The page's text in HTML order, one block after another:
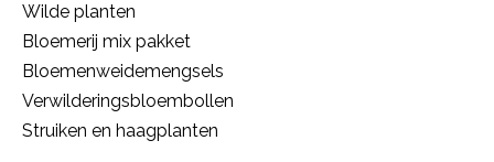
Wilde planten
Bloemerij mix pakket
Bloemenweidemengsels
Verwilderingsbloembollen
Struiken en haagplanten